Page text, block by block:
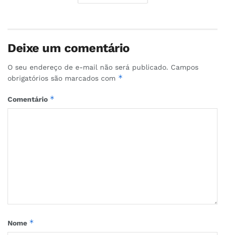
Deixe um comentário
O seu endereço de e-mail não será publicado. Campos
obrigatórios são marcados com *
Comentário *
Nome *